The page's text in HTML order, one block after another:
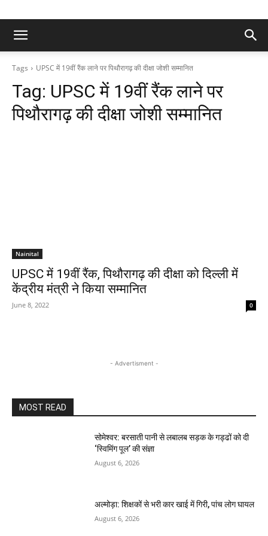
Tags UPSC में 19वीं रैंक लाने पर पिथौरागढ़ की दीक्षा जोशी सम्मानित
Tag: UPSC में 19वीं रैंक लाने पर
पिथौरागढ़ की दीक्षा जोशी सम्मानित
Nainital
UPSC में 19वीं रैंक, पिथौरागढ़ की दीक्षा को दिल्ली में
केंद्रीय मंत्री ने किया सम्मानित
June 8, 2022 0
- Advertisment -
MOST READ
सोमेश्वर: बरसाती पानी से लबालब सड़क के गड्ढों को दी
‘स्विमिंग पूल’ की संज्ञा
August 6, 2026
अल्मोड़ा: शिक्षकों से भरी कार खाई में गिरी, पांच लोग घायल
August 6, 2026